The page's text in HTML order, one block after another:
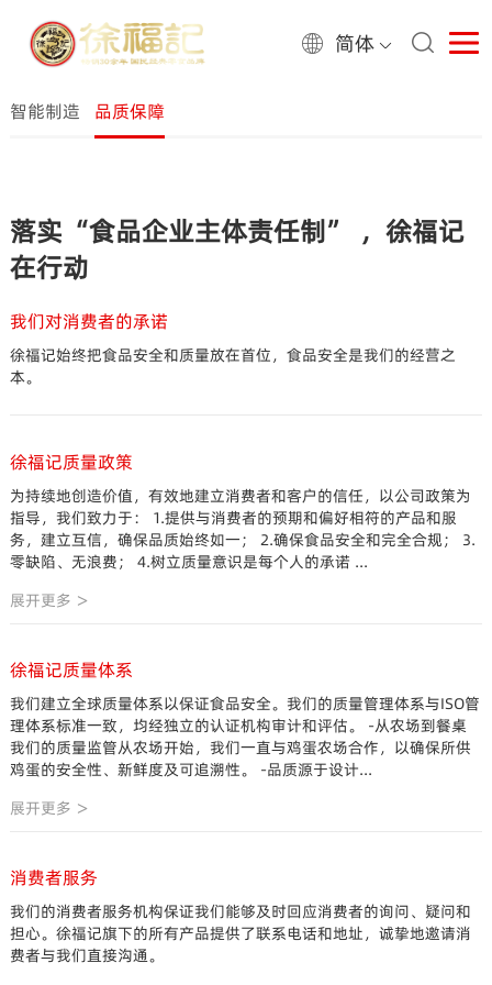
简体
暂无数据
智能制造 品质保障
落实“食品企业主体责任制” ，徐福记
在行动
我们对消费者的承诺
徐福记始终把食品安全和质量放在首位，食品安全是我们的经营之
本。
徐福记质量政策
为持续地创造价值，有效地建立消费者和客户的信任，以公司政策为
指导，我们致力于： 1.提供与消费者的预期和偏好相符的产品和服
务，建立互信，确保品质始终如一； 2.确保食品安全和完全合规； 3.
零缺陷、无浪费； 4.树立质量意识是每个人的承诺 ...
展开更多
徐福记质量体系
我们建立全球质量体系以保证食品安全。我们的质量管理体系与ISO管
理体系标准一致，均经独立的认证机构审计和评估。 -从农场到餐桌
我们的质量监管从农场开始，我们一直与鸡蛋农场合作，以确保所供
鸡蛋的安全性、新鲜度及可追溯性。 -品质源于设计...
展开更多
消费者服务
我们的消费者服务机构保证我们能够及时回应消费者的询问、疑问和
担心。徐福记旗下的所有产品提供了联系电话和地址，诚挚地邀请消
费者与我们直接沟通。